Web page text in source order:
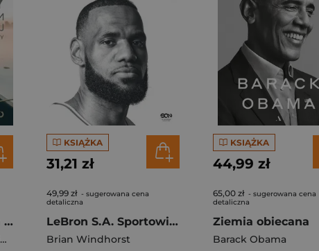
Szlak Wisły. 1200 km pieszej przygody
,Mateusz Waligóra
KSIĄŻKA
31,21 zł
49,99 zł - sugerowana cena
detaliczna
LeBron S.A. Sportowiec wart miliard dolarów
Brian Windhorst
KSIĄŻKA
44,99 zł
65,00 zł - sugerowana cena
detaliczna
Ziemia obiecana
Barack Obama